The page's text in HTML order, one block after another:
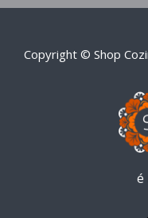
Copyright © Shop
é